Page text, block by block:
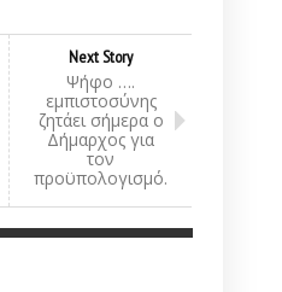
Next Story
Ψήφο ….
εμπιστοσύνης
ζητάει σήμερα ο
Δήμαρχος για
τον
προϋπολογισμό.